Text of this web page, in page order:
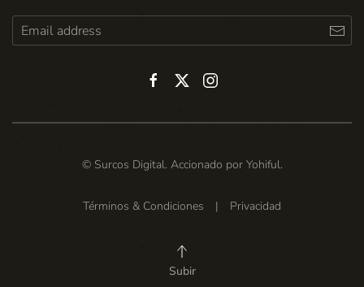
© Surcos Digital. Accionado por Yohiful.
Términos & Condiciones | Privacidad
Subir